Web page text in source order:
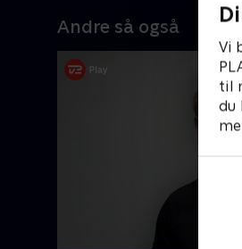
Vi
til
du
Andre så også